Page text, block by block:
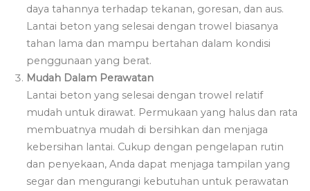
daya tahannya terhadap tekanan, goresan, dan aus.
Lantai beton yang selesai dengan trowel biasanya
tahan lama dan mampu bertahan dalam kondisi
penggunaan yang berat.
Mudah Dalam Perawatan
Lantai beton yang selesai dengan trowel relatif
mudah untuk dirawat. Permukaan yang halus dan rata
membuatnya mudah di bersihkan dan menjaga
kebersihan lantai. Cukup dengan pengelapan rutin
dan penyekaan, Anda dapat menjaga tampilan yang
segar dan mengurangi kebutuhan untuk perawatan